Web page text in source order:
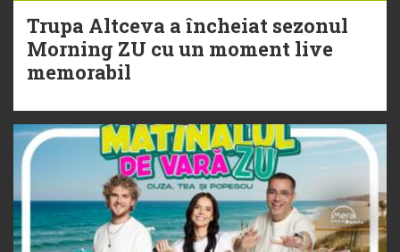
20 Iulie
Torpedoul lui Morar: Theo Rose -
Trupa Altceva a încheiat sezonul
Morning ZU cu un moment live
memorabil